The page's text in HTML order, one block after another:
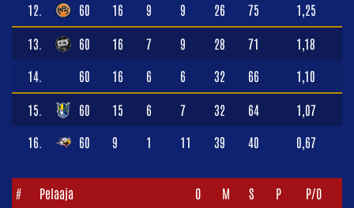
12. 60 16 9 9 26 75 1,25
13. 60 16 7 9 28 71 1,18
14. 60 16 6 6 32 66 1,10
15. 60 15 6 7 32 64 1,07
16. 60 9 1 11 39 40 0,67
# Pelaaja O M S P P/O